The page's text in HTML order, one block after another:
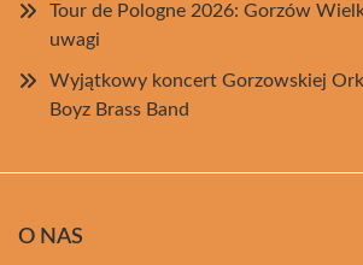
Tour de Pologne 2026: Gorzów
uwagi
Wyjątkowy koncert Gorzowskiej
Boyz Brass Band
O NAS